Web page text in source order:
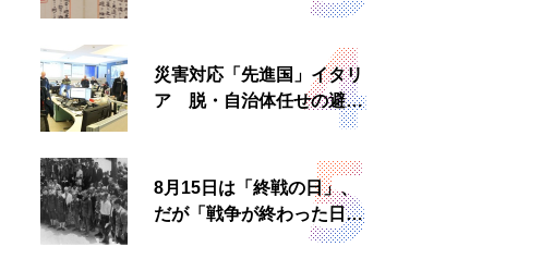
読む もう一つの「終戦の
災害対応「先進国」イタリ
ア 脱・自治体任せの避難
所運営、被災者への温かい
8月15日は「終戦の日」、
だが「戦争が終わった日」
は国によって異なる？